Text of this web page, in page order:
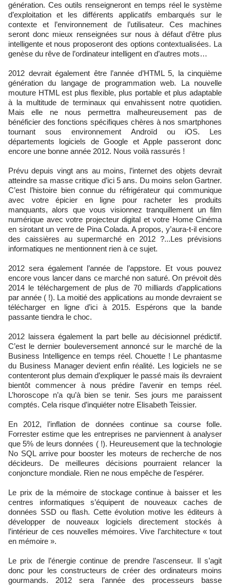
génération. Ces outils renseigneront en temps réel le système
d’exploitation et les différents applicatifs embarqués sur le
contexte et l’environnement de l’utilisateur. Ces machines
seront donc mieux renseignées sur nous à défaut d’être plus
intelligente et nous proposeront des options contextualisées. La
genèse du rêve de l’ordinateur intelligent en d’autres mots…
2012 devrait également être l’année d’HTML 5, la cinquième
génération du langage de programmation web. La nouvelle
mouture HTML est plus flexible, plus portable et plus adaptable
à la multitude de terminaux qui envahissent notre quotidien.
Mais elle ne nous permettra malheureusement pas de
bénéficier des fonctions spécifiques chères à nos smartphones
tournant sous environnement Androïd ou iOS. Les
départements logiciels de Google et Apple passeront donc
encore une bonne année 2012. Nous voilà rassurés !
Prévu depuis vingt ans au moins, l’internet des objets devrait
atteindre sa masse critique d’ici 5 ans. Du moins selon Gartner.
C’est l’histoire bien connue du réfrigérateur qui communique
avec votre épicier en ligne pour racheter les produits
manquants, alors que vous visionnez tranquillement un film
numérique avec votre projecteur digital et votre Home Cinéma
en sirotant un verre de Pina Colada. A propos, y’aura-t-il encore
des caissières au supermarché en 2012 ?...Les prévisions
informatiques ne mentionnent rien à ce sujet.
2012 sera également l’année de l’appstore. Et vous pouvez
encore vous lancer dans ce marché non saturé. On prévoit dès
2014 le téléchargement de plus de 70 milliards d’applications
par année ( !). La moitié des applications au monde devraient se
télécharger en ligne d’ici à 2015. Espérons que la bande
passante tiendra le choc.
2012 laissera également la part belle au décisionnel prédictif.
C’est le dernier bouleversement annoncé sur le marché de la
Business Intelligence en temps réel. Chouette ! Le phantasme
du Business Manager devient enfin réalité. Les logiciels ne se
contenteront plus demain d’expliquer le passé mais ils devraient
bientôt commencer à nous prédire l’avenir en temps réel.
L’horoscope n’a qu’à bien se tenir. Ses jours me paraissent
comptés. Cela risque d’inquiéter notre Elisabeth Teissier.
En 2012, l’inflation de données continue sa course folle.
Forrester estime que les entreprises ne parviennent à analyser
que 5% de leurs données ( !). Heureusement que la technologie
No SQL arrive pour booster les moteurs de recherche de nos
décideurs. De meilleures décisions pourraient relancer la
conjoncture mondiale. Rien ne nous empêche de l’espérer.
Le prix de la mémoire de stockage continue à baisser et les
centres informatiques s’équipent de nouveaux caches de
données SSD ou flash. Cette évolution motive les éditeurs à
développer de nouveaux logiciels directement stockés à
l’intérieur de ces nouvelles mémoires. Vive l’architecture « tout
en mémoire ».
Le prix de l’énergie continue de prendre l’ascenseur. Il s’agit
donc pour les constructeurs de créer des ordinateurs moins
gourmands. 2012 sera l’année des processeurs basse